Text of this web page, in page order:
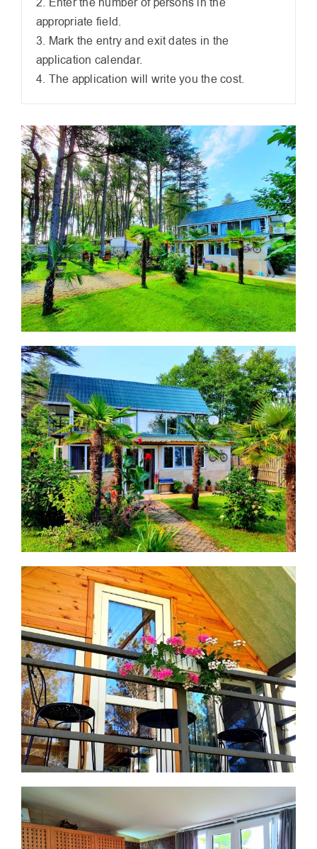
appropriate field.
3. Mark the entry and exit dates in the
application calendar.
4. The application will write you the cost.